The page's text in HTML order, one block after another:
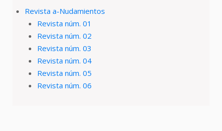
Revista a-Nudamientos
Revista núm. 01
Revista núm. 02
Revista núm. 03
Revista núm. 04
Revista núm. 05
Revista núm. 06